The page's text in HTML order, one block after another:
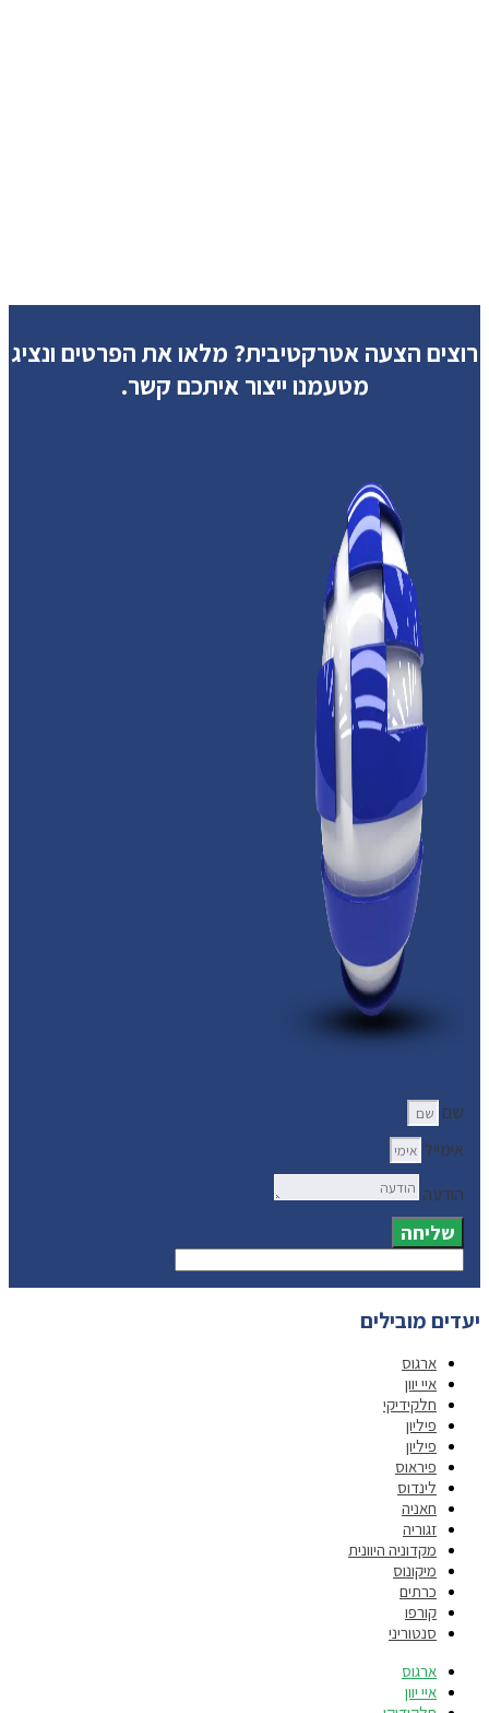
רוצים הצעה אטרקטיבית? מלאו את הפרטים ונציג
מטעמנו ייצור איתכם קשר.
שם
אימייל
הודעה
שליחה
יעדים מובילים
ארגוס
איי יוון
חלקידיקי
פיליון
פיליון
פיראוס
לינדוס
חאניה
זגוריה
מקדוניה היוונית
מיקונוס
כרתים
קורפו
סנטוריני
ארגוס
איי יוון